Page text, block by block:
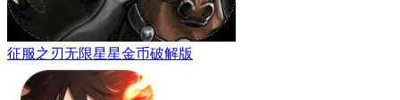
征服之刃无限星星金币破解版